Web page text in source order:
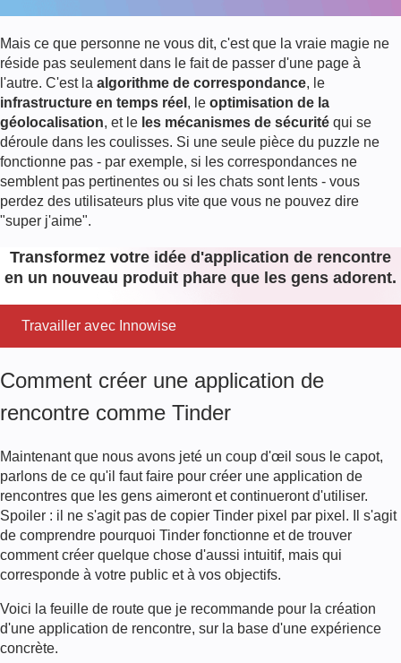
Mais ce que personne ne vous dit, c'est que la vraie magie ne
réside pas seulement dans le fait de passer d'une page à
l'autre. C'est la algorithme de correspondance, le
infrastructure en temps réel , le optimisation de la
géolocalisation, et le les mécanismes de sécurité qui se
déroule dans les coulisses. Si une seule pièce du puzzle ne
fonctionne pas - par exemple, si les correspondances ne
semblent pas pertinentes ou si les chats sont lents - vous
perdez des utilisateurs plus vite que vous ne pouvez dire
"super j'aime".
Transformez votre idée d'application de rencontre
en un nouveau produit phare que les gens adorent.
Travailler avec Innowise
Comment créer une application de
rencontre comme Tinder
Maintenant que nous avons jeté un coup d'œil sous le capot,
parlons de ce qu'il faut faire pour créer une application de
rencontres que les gens aimeront et continueront d'utiliser.
Spoiler : il ne s'agit pas de copier Tinder pixel par pixel. Il s'agit
de comprendre pourquoi Tinder fonctionne et de trouver
comment créer quelque chose d'aussi intuitif, mais qui
corresponde à votre public et à vos objectifs.
Voici la feuille de route que je recommande pour la création
d'une application de rencontre, sur la base d'une expérience
concrète.